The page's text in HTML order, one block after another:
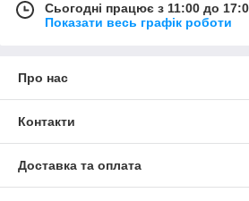
Сьогодні працює з 11:00 до
Показати весь графік роботи
Про нас
Контакти
Доставка та оплата